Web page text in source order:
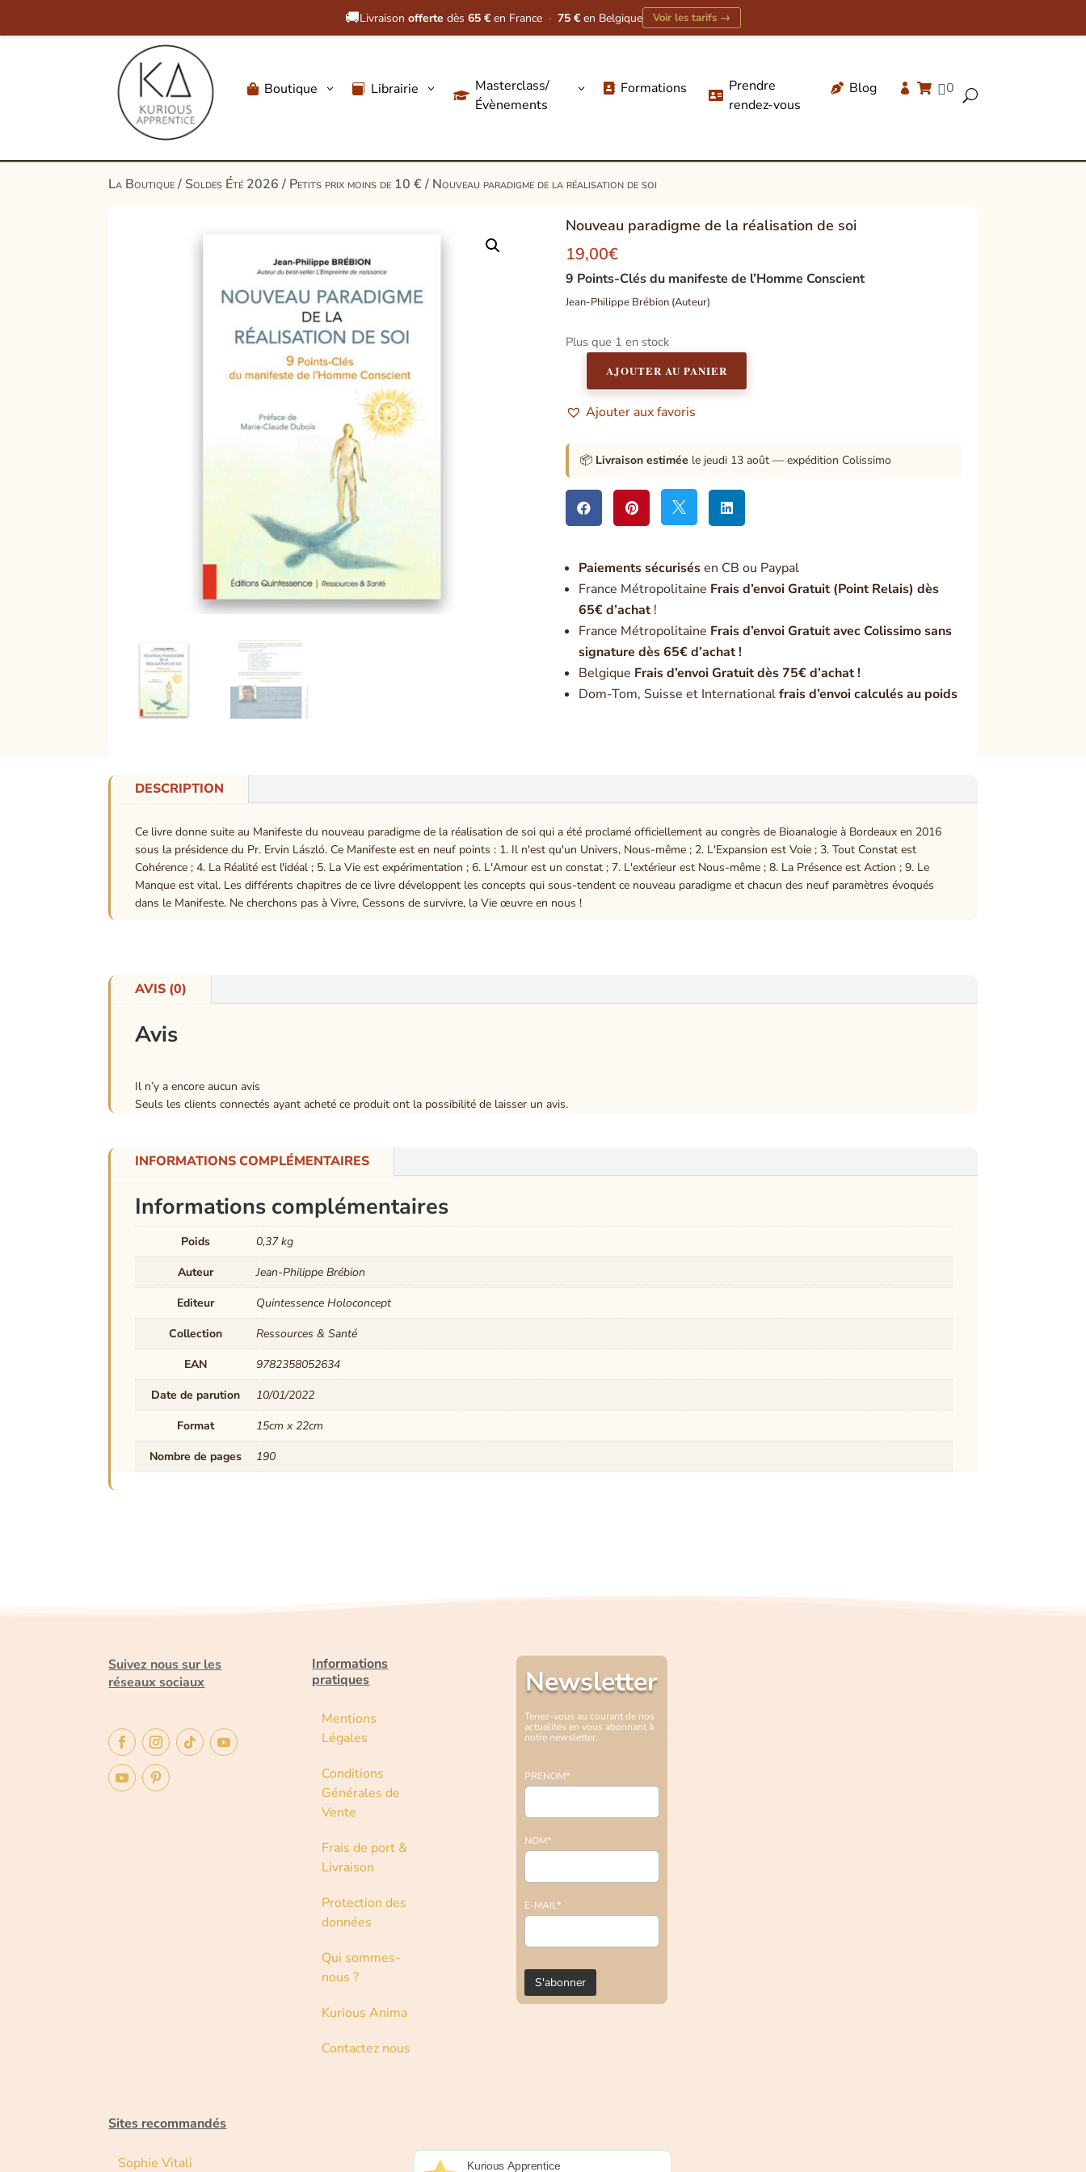
🚚Livraison offerte dès 65 € en France · 75 € en Belgique Voir les tarifs →
 Boutique 3  Librairie 3

Masterclass/
Évènements
3  Formations 
Prendre
rendez-vous
 Blog   0 U
produits
La Boutique/ Soldes Été 2026/ Petits prix moins de 10 €/ Nouveau paradigme de la réalisation de soi
Nouveau paradigme de la réalisation de soi
19,00€
9 Points-Clés du manifeste de l’Homme Conscient
Jean-Philippe Brébion (Auteur)
Plus que 1 en stock
quantité
Nouveau
de
réalisation
de
soi
AJOUTER AU PANIER
Ajouter aux favoris
📦 Livraison estimée le jeudi 13 août — expédition Colissimo
   
Paiements sécurisésen CB ou Paypal
France Métropolitaine Frais d’envoi Gratuit (Point Relais) dès
65€ d’achat!
France Métropolitaine Frais d’envoi Gratuit avec Colissimo sans
signature dès 65€ d’achat !
Belgique Frais d’envoi Gratuit dès 75€ d’achat !
Dom-Tom, Suisse et Internationalfrais d’envoi calculés au poids
DESCRIPTION
Ce livre donne suite au Manifeste du nouveau paradigme de la réalisation de soi qui a été proclamé officiellement au congrès de Bioanalogie à Bordeaux en 2016
sous la présidence du Pr. Ervin László. Ce Manifeste est en neuf points : 1. Il n'est qu'un Univers, Nous-même ; 2. L'Expansion est Voie ; 3. Tout Constat est
Cohérence ; 4. La Réalité est l'idéal ; 5. La Vie est expérimentation ; 6. L'Amour est un constat ; 7. L'extérieur est Nous-même ; 8. La Présence est Action ; 9. Le
Manque est vital. Les différents chapitres de ce livre développent les concepts qui sous-tendent ce nouveau paradigme et chacun des neuf paramètres évoqués
dans le Manifeste. Ne cherchons pas à Vivre, Cessons de survivre, la Vie œuvre en nous !
AVIS (0)
Avis
Il n’y a encore aucun avis
Seuls les clients connectés ayant acheté ce produit ont la possibilité de laisser un avis.
INFORMATIONS COMPLÉMENTAIRES
Informations complémentaires
Poids
0,37 kg
Auteur
Jean-Philippe Brébion
Editeur
Quintessence Holoconcept
Collection
Ressources & Santé
EAN
9782358052634
Date de parution
10/01/2022
Format
15cm x 22cm
Nombre de pages
190
Suivez nous sur les
réseaux sociaux
Informations
pratiques
Mentions
Légales
Conditions
Générales de
Vente
Frais de port &
Livraison
Protection des
données
Qui sommes-
nous ?
Kurious Anima
Contactez nous
Newsletter
Tenez-vous au courant de nos
actualités en vous abonnant à
notre newsletter.
PRENOM*
NOM*
E-MAIL*
Sites recommandés
Sophie Vitali Kurious Apprentice